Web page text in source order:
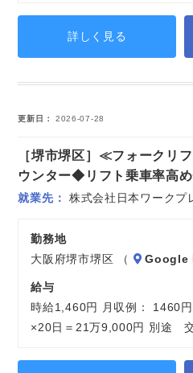
詳しく見る
更新日 2026-07-28
［堺市堺区］≪フォークリ
ウンター◆リフト乗車率高
就業先 株式会社日本ワークプ
勤務地
大阪府堺市堺区 （
Google
給与
時給1,460円 月収例： 1460
×20日＝21万9,000円 別途